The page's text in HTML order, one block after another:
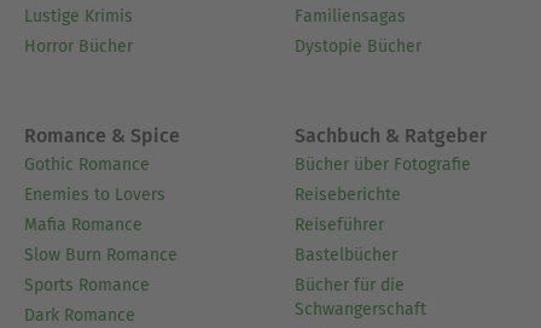
Lustige Krimis
Horror Bücher
Familiensagas
Dystopie Bücher
Romance & Spice
Gothic Romance
Enemies to Lovers
Mafia Romance
Slow Burn Romance
Sports Romance
Dark Romance
Sachbuch & Ratgeber
Bücher über Fotografie
Reiseberichte
Reiseführer
Bastelbücher
Bücher für die
Schwangerschaft